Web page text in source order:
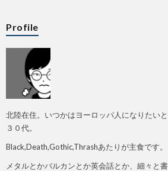
Profile
北陸在住。いつかはヨーロッパ人になりたい
３０代。
Black,Death,Gothic,Thrashあたりが主食です。
メタルとかバルカンとか英会話とか、細々と